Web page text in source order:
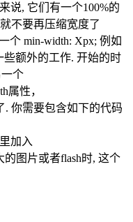
说, 它们有一个100%的
不要再压缩宽度了
个 min-width: Xpx; 例如
额外的工作. 开始的时
个
属性，
你需要包含如下的代码
加入
图片或者flash时, 这个